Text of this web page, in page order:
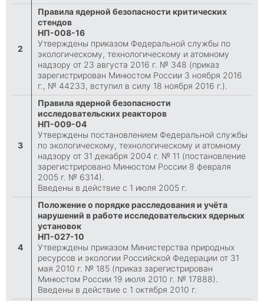
2
Правила ядерной безопасности критических
стендов
НП-008-16
Утверждены приказом Федеральной службы по
экологическому, технологическому и атомному
надзору от 23 августа 2016 г. № 348 (приказ
зарегистрирован Минюстом России 3 ноября 2016
г., № 44233, вступил в силу 18 ноября 2016 г.).
3
Правила ядерной безопасности
исследовательских реакторов
НП-009-04
Утверждены постановлением Федеральной службы
по экологическому, технологическому и атомному
надзору от 31 декабря 2004 г. № 11 (постановление
зарегистрировано Минюстом России 8 февраля
2005 г. № 6314).
Введены в действие с 1 июля 2005 г.
4
Положение о порядке расследования и учёта
нарушений в работе исследовательских ядерных
установок
НП-027-10
Утверждены приказом Министерства природных
ресурсов и экологии Российской Федерации от 31
мая 2010 г. № 185 (приказ зарегистрирован
Минюстом России 19 июля 2010 г. № 17888).
Введены в действие с 1 октября 2010 г.